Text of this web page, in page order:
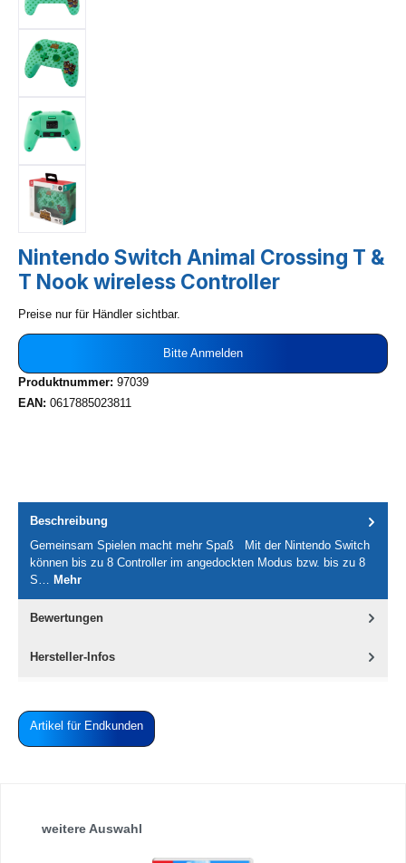
Nintendo Switch Animal Crossing T &
T Nook wireless Controller
Preise nur für Händler sichtbar.
Bitte Anmelden
Produktnummer: 97039
EAN: 0617885023811
Beschreibung
Gemeinsam Spielen macht mehr Spaß Mit der Nintendo Switch
können bis zu 8 Controller im angedockten Modus bzw. bis zu 8
S…
Mehr
Bewertungen
Hersteller-Infos
Artikel für Endkunden
Produktgalerie überspringen
weitere Auswahl